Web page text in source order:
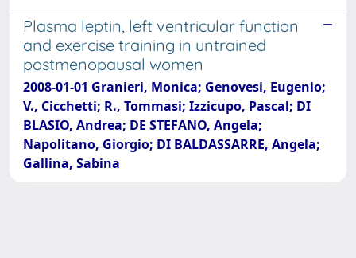
Plasma leptin, left ventricular function
and exercise training in untrained
postmenopausal women
2008-01-01 Granieri, Monica; Genovesi, Eugenio;
V., Cicchetti; R., Tommasi; Izzicupo, Pascal; DI
BLASIO, Andrea; DE STEFANO, Angela;
Napolitano, Giorgio; DI BALDASSARRE, Angela;
Gallina, Sabina